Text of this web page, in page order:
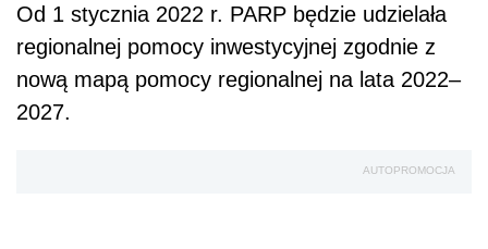
Od 1 stycznia 2022 r. PARP będzie udzielała
regionalnej pomocy inwestycyjnej zgodnie z
nową mapą pomocy regionalnej na lata 2022–
2027.
AUTOPROMOCJA